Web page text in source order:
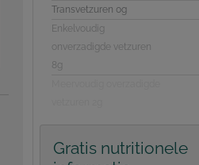
Transvetzuren 0g
Enkelvoudig
onverzadigde vetzuren
8g
Gratis nutritionele